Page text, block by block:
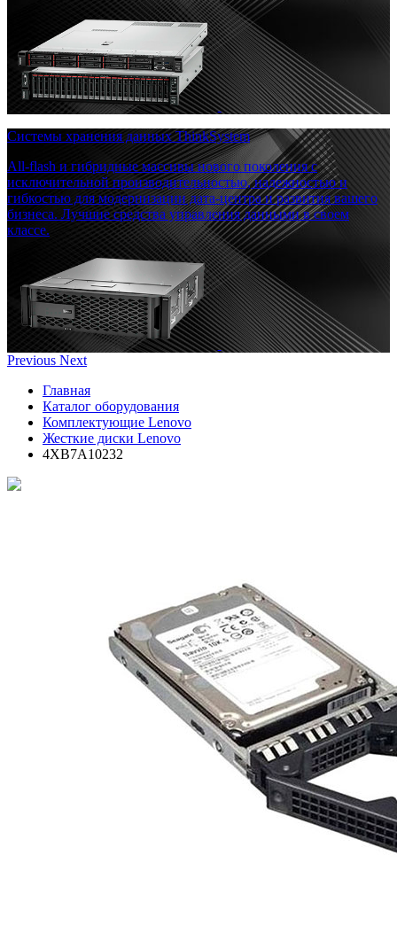
Системы хранения данных ThinkSystem
All-flash и гибридные массивы нового поколения с
исключительной производительностью, надежностью и
гибкостью для модернизации дата-центра и развития вашего
бизнеса. Лучшие средства управления данными в своем
классе.
Previous Next
Главная
Каталог оборудования
Комплектующие Lenovo
Жесткие диски Lenovo
4XB7A10232